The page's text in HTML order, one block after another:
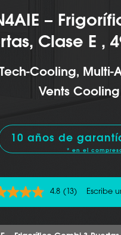
–
Clase E ,
10 años de
* en el
Cooling, Multi-
Vents Cooling
4.8 (13) Escribe